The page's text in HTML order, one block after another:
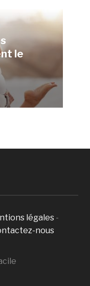
le
légales -
nous